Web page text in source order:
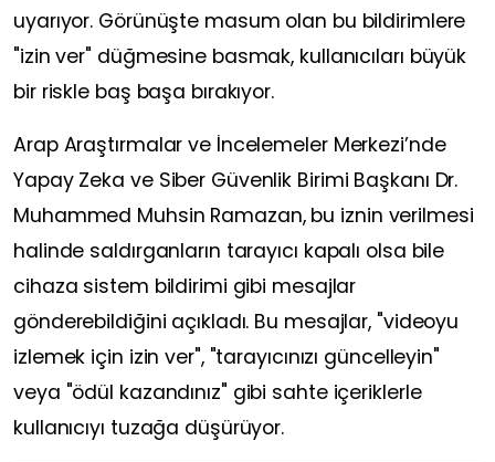
uyarıyor. Görünüşte masum olan bu bildirimlere
"izin ver" düğmesine basmak, kullanıcıları büyük
bir riskle baş başa bırakıyor.
Arap Araştırmalar ve İncelemeler Merkezi’nde
Yapay Zeka ve Siber Güvenlik Birimi Başkanı Dr.
Muhammed Muhsin Ramazan, bu iznin verilmesi
halinde saldırganların tarayıcı kapalı olsa bile
cihaza sistem bildirimi gibi mesajlar
gönderebildiğini açıkladı. Bu mesajlar, "videoyu
izlemek için izin ver", "tarayıcınızı güncelleyin"
veya "ödül kazandınız" gibi sahte içeriklerle
kullanıcıyı tuzağa düşürüyor.